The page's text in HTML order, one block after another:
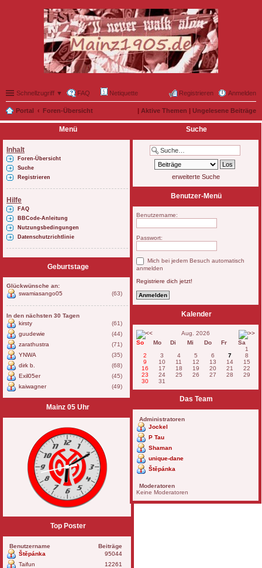
Schnellzugriff ▼ FAQ Netiquette Anmelden
Registrieren
Portal Foren-Übersicht | Aktive Themen | Ungelesene Beiträge
Menü
Inhalt
Foren-Übersicht
Suche
Registrieren
Hilfe
FAQ
BBCode-Anleitung
Nutzungsbedingungen
Datenschutzrichtlinie
Geburtstage
Glückwünsche an:
swamiasango05
(63)
In den nächsten 30 Tagen
kirsty
(61)
guudewie
(44)
zarathustra
(71)
YNWA
(35)
dirk b.
(68)
Exil05er
(45)
kaiwagner
(49)
Mainz 05 Uhr
Top Poster
Benutzername
Beiträge
Štěpánka
95044
Taifun
12261
Suche
erweiterte Suche
Benutzer-Menü
Benutzername:
Passwort:
Mich bei jedem Besuch automatisch
anmelden
Registriere dich jetzt!
Kalender
Aug. 2026
So
Mo Di Mi Do Fr
Sa
1
2
3 4 5 6 7
8
9
10 11 12 13 14
15
16
17 18 19 20 21
22
23
24 25 26 27 28
29
30
31
Das Team
Administratoren
Jockel
P Tau
Shaman
unique-dane
Štěpánka
Moderatoren
Keine Moderatoren